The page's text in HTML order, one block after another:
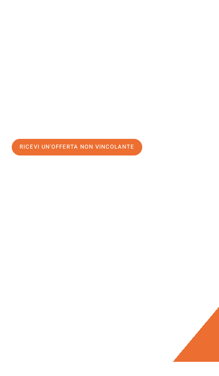
RICEVI UN'OFFERTA NON VINCOLANTE